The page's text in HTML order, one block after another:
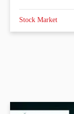
Stock Market